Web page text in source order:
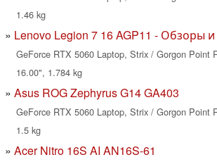
1.46 kg
Lenovo Legion 7 16 AGP11 - Обзоры
GeForce RTX 5060 Laptop, Strix / Gorgon Point
16.00", 1.784 kg
Asus ROG Zephyrus G14 GA403
GeForce RTX 5060 Laptop, Strix / Gorgon Point
1.5 kg
Acer Nitro 16S AI AN16S-61